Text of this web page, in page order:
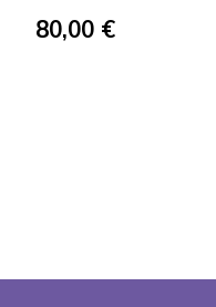
DILLON, STEVE /
STRACZYNSKI, MICHAEL /
80,00 €